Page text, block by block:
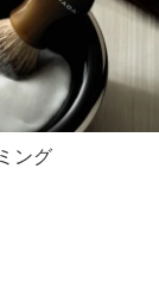
ング